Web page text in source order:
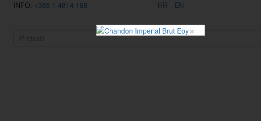
INFO: +385 1 4814 168 HR EN
×